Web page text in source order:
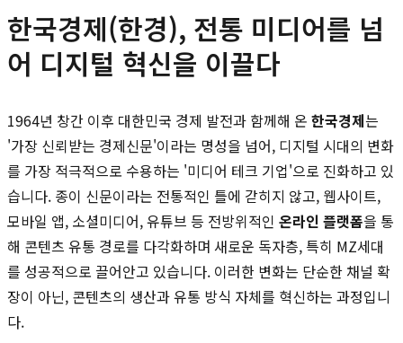
한국경제(한경), 전통 미디어를 넘
어 디지털 혁신을 이끌다
1964년 창간 이후 대한민국 경제 발전과 함께해 온 한국경제는
'가장 신뢰받는 경제신문'이라는 명성을 넘어, 디지털 시대의 변화
를 가장 적극적으로 수용하는 '미디어 테크 기업'으로 진화하고 있
습니다. 종이 신문이라는 전통적인 틀에 갇히지 않고, 웹사이트,
모바일 앱, 소셜미디어, 유튜브 등 전방위적인 온라인 플랫폼을 통
해 콘텐츠 유통 경로를 다각화하며 새로운 독자층, 특히 MZ세대
를 성공적으로 끌어안고 있습니다. 이러한 변화는 단순한 채널 확
장이 아닌, 콘텐츠의 생산과 유통 방식 자체를 혁신하는 과정입니
다.